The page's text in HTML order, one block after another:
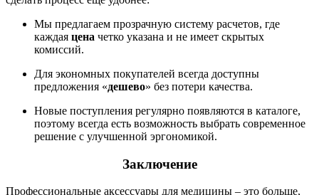
Мы предлагаем прозрачную систему расчетов, где
каждая цена четко указана и не имеет скрытых
комиссий.
Для экономных покупателей всегда доступны
предложения «дешево» без потери качества.
Новые поступления регулярно появляются в каталоге,
поэтому всегда есть возможность выбрать современное
решение с улучшенной эргономикой.
Заключение
Профессиональные аксессуары для медицины – это больше,